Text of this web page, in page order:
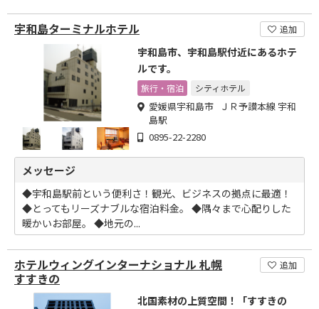
宇和島ターミナルホテル 追加
宇和島市、宇和島駅付近にあるホテ
ルです。
旅行・宿泊 シティホテル
愛媛県宇和島市 ＪＲ予讃本線 宇和
島駅
0895-22-2280
メッセージ
◆宇和島駅前という便利さ！観光、ビジネスの拠点に最適！
◆とってもリーズナブルな宿泊料金。 ◆隅々まで心配りした
暖かいお部屋。 ◆地元の...
ホテルウィングインターナショナル 札幌
すすきの
追加
北国素材の上質空間！「すすきの